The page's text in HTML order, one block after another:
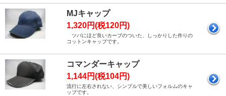
MJキャップ
1,320円(税120円)
ツバにほど良いカーブのついた、しっかりした作りの
コットンキャップです。
コマンダーキャップ
1,144円(税104円)
流行に左右されない、シンプルで美しいフォルムのキャ
ップです。